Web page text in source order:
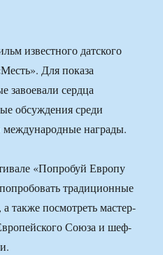
известного датского
Для показа
завоевали сердца
обсуждения среди
награды.
«Попробуй Европу
традиционные
также посмотреть мастер-
Союза и шеф-